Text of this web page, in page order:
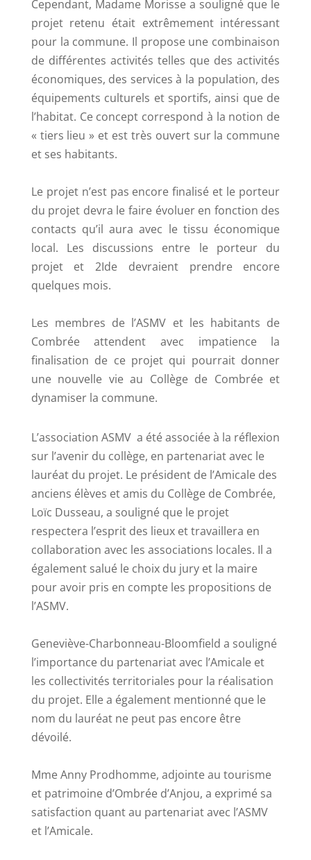
Cependant, Madame Morisse a souligné que le
projet retenu était extrêmement intéressant
pour la commune. Il propose une combinaison
de différentes activités telles que des activités
économiques, des services à la population, des
équipements culturels et sportifs, ainsi que de
l’habitat. Ce concept correspond à la notion de
« tiers lieu » et est très ouvert sur la commune
et ses habitants.
Le projet n’est pas encore finalisé et le porteur
du projet devra le faire évoluer en fonction des
contacts qu’il aura avec le tissu économique
local. Les discussions entre le porteur du
projet et 2Ide devraient prendre encore
quelques mois.
Les membres de l’ASMV et les habitants de
Combrée attendent avec impatience la
finalisation de ce projet qui pourrait donner
une nouvelle vie au Collège de Combrée et
dynamiser la commune.
L’association ASMV a été associée à la réflexion
sur l’avenir du collège, en partenariat avec le
lauréat du projet. Le président de l’Amicale des
anciens élèves et amis du Collège de Combrée,
Loïc Dusseau, a souligné que le projet
respectera l’esprit des lieux et travaillera en
collaboration avec les associations locales. Il a
également salué le choix du jury et la maire
pour avoir pris en compte les propositions de
l’ASMV.
Geneviève-Charbonneau-Bloomfield a souligné
l’importance du partenariat avec l’Amicale et
les collectivités territoriales pour la réalisation
du projet. Elle a également mentionné que le
nom du lauréat ne peut pas encore être
dévoilé.
Mme Anny Prodhomme, adjointe au tourisme
et patrimoine d’Ombrée d’Anjou, a exprimé sa
satisfaction quant au partenariat avec l’ASMV
et l’Amicale.